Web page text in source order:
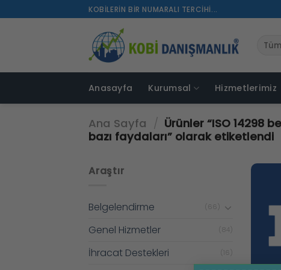
atla
KOBILERIN BIR NUMARALI TERCIHI...
Anasayfa Kurumsal Hizmetlerimiz
Ana Sayfa / Ürünler “ISO 14298
bazı faydaları” olarak etiketlendi
Araştır
Belgelendirme
Genel Hizmetler (84)
İhracat Destekleri (16)